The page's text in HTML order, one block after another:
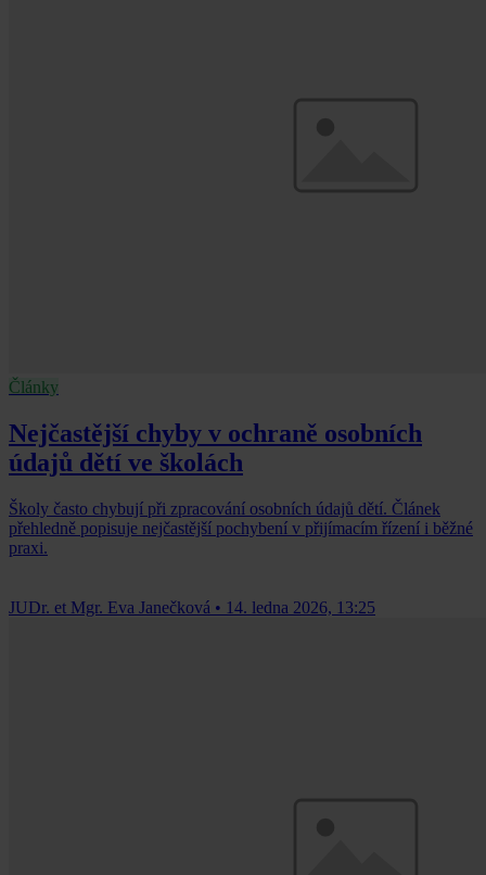
Články
Nejčastější chyby v ochraně osobních
údajů dětí ve školách
Školy často chybují při zpracování osobních údajů dětí. Článek
přehledně popisuje nejčastější pochybení v přijímacím řízení i běžné
praxi.
JUDr. et Mgr. Eva Janečková • 14. ledna 2026, 13:25